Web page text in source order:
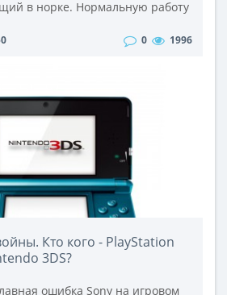
в норке. Нормальную работу
себе только голливудский
– лихой героический
бегущие по экрану, ..
0 1996
Кто кого - PlayStation
3DS?
ошибка Sony на игровом